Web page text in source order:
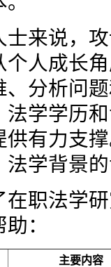
士来说，
个人成长
、分析问
法学学历
供有力支
法学背景
在职法学
：
主要内容